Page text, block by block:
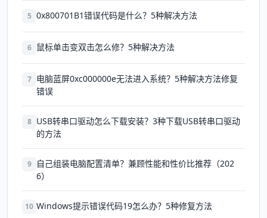
5 0x800701B1错误代码是什么？5种解决方法
6 鼠标单击变双击怎么修？5种解决方法
7 电脑蓝屏0xc000000e无法进入系统？5种解决方法修复
错误
8 USB转串口驱动怎么下载安装？3种下载USB转串口驱动
的方法
9
自己组装电脑配置清单？兼顾性能和性价比推荐（202
6）
10 Windows提示错误代码19怎么办？5种修复方法